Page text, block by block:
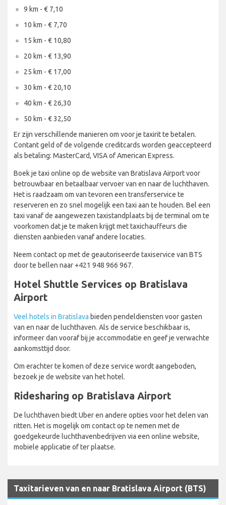
9 km - € 7,10
10 km - € 7,70
15 km - € 10,80
20 km - € 13,90
25 km - € 17,00
30 km - € 20,10
40 km - € 26,30
50 km - € 32,50
Er zijn verschillende manieren om voor je taxirit te betalen.
Contant geld of de volgende creditcards worden geaccepteerd
als betaling: MasterCard, VISA of American Express.
Boek je taxi online op de website van Bratislava Airport voor
betrouwbaar en betaalbaar vervoer van en naar de luchthaven.
Het is raadzaam om van tevoren een transferservice te
reserveren en zo snel mogelijk een taxi aan te houden. Bel een
taxi vanaf de aangewezen taxistandplaats bij de terminal om te
voorkomen dat je te maken krijgt met taxichauffeurs die
diensten aanbieden vanaf andere locaties.
Neem contact op met de geautoriseerde taxiservice van BTS
door te bellen naar +421 948 966 967.
Hotel Shuttle Services op Bratislava
Airport
Veel hotels in Bratislava bieden pendeldiensten voor gasten
van en naar de luchthaven. Als de service beschikbaar is,
informeer dan vooraf bij je accommodatie en geef je verwachte
aankomsttijd door.
Om erachter te komen of deze service wordt aangeboden,
bezoek je de website van het hotel.
Ridesharing op Bratislava Airport
De luchthaven biedt Uber en andere opties voor het delen van
ritten. Het is mogelijk om contact op te nemen met de
goedgekeurde luchthavenbedrijven via een online website,
mobiele applicatie of ter plaatse.
Taxitarieven van en naar Bratislava Airport (BTS)